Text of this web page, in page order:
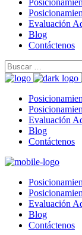
Evaluación
Blog
Contáctenos
Evaluación
Blog
Contáctenos
Evaluación
Blog
Contáctenos